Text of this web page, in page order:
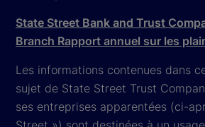
State Street Bank and Trust
Branch Rapport annuel sur les
Les informations contenues dans
sujet de State Street Trust
ses entreprises apparentées (ci-